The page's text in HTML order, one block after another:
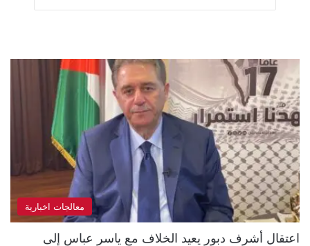
معالجات اخبارية
اعتقال أشرف دبور يعيد الخلاف مع ياسر عباس إلى